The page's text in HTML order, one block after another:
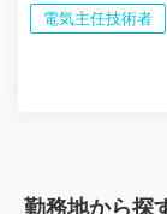
電気主任技術者
勤務地から探